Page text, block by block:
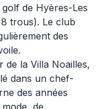
de Hyères-Les
trous). Le club
des
de la Villa Noailles,
dans un chef-
des années
de